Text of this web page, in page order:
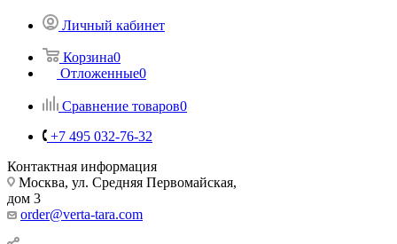
Личный кабинет
Корзина0
Отложенные0
Сравнение товаров0
+7 495 032-76-32
Контактная информация
Москва, ул. Средняя Первомайская,
дом 3
order@verta-tara.com